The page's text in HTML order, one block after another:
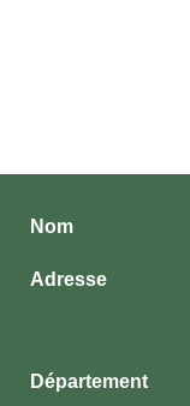
Nom
Adresse
Département